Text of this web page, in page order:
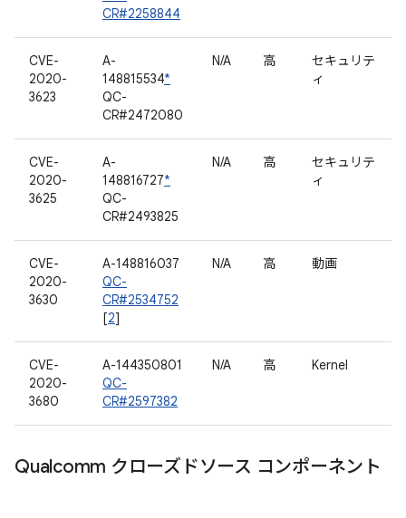
CR#2258844
CVE-
2020-
3623
A-
148815534*
QC-
CR#2472080
N/A 高
セキュリテ
ィ
CVE-
2020-
3625
A-
148816727*
QC-
CR#2493825
N/A 高
セキュリテ
ィ
CVE-
2020-
3630
A-148816037
QC-
CR#2534752
[2]
N/A 高 動画
CVE-
2020-
3680
A-144350801
QC-
CR#2597382
N/A 高 Kernel
Qualcomm クローズドソース コンポーネント